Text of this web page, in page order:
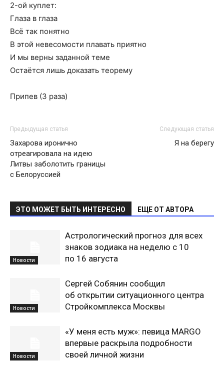
2-ой куплет:
Глаза в глаза
Всё так понятно
В этой невесомости плавать приятно
И мы верны заданной теме
Остаётся лишь доказать теорему
Припев (3 раза)
Предыдущая статья
Захарова иронично
отреагировала на идею
Литвы заболотить границы
с Белоруссией
Следующая статья
Я на берегу
ЭТО МОЖЕТ БЫТЬ ИНТЕРЕСНО ЕЩЕ ОТ АВТОРА
Новости
Астрологический прогноз для всех
знаков зодиака на неделю с 10
по 16 августа
Новости
Сергей Собянин сообщил
об открытии ситуационного центра
Стройкомплекса Москвы
Новости
«У меня есть муж»: певица MARGO
впервые раскрыла подробности
своей личной жизни